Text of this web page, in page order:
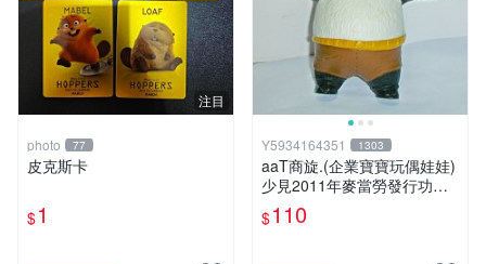
注目
photo 77
皮克斯卡
$1
Y5934164351 1303
aaT商旋.(企業寶寶玩偶娃娃)
少見2011年麥當勞發行功夫
熊貓2-阿波!--值得收藏!/$1/-P
$110